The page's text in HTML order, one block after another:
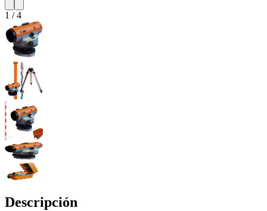
1 /4
Descripción